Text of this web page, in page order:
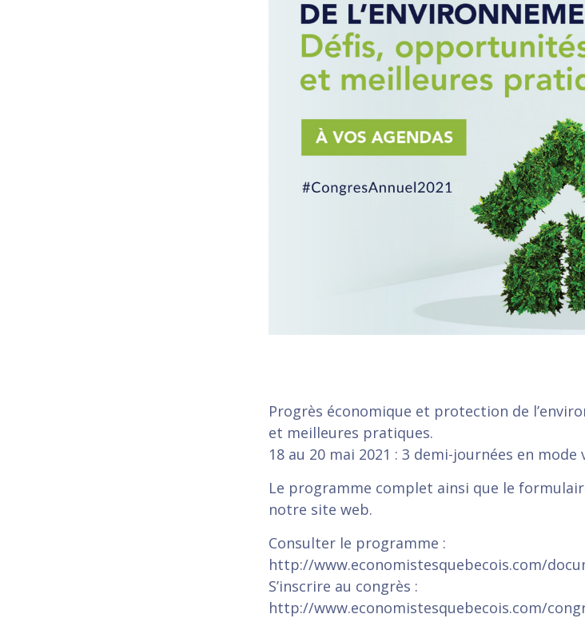
Progrès économique et protection de
et meilleures pratiques.
18 au 20 mai 2021 : 3 demi-journées en mode
Le programme complet ainsi que le
notre site web.
Consulter le programme :
http://www.economistesquebecois.com/
S’inscrire au congrès :
http://www.economistesquebecois.com/